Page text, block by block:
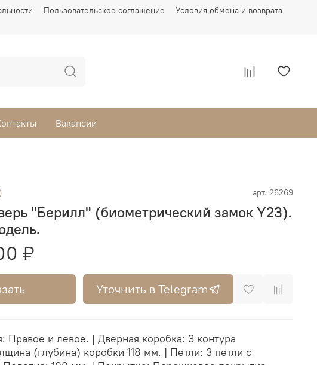
Пользовательское соглашение Условия обмена и возврата
Вакансии
арт. 26269
"Берилл" (биометрический замок Y23).
₽
Уточнить в Telegram
Правое и левое. | Дверная коробка: 3 контура
(глубина) коробки 118 мм. | Петли: 3 петли с